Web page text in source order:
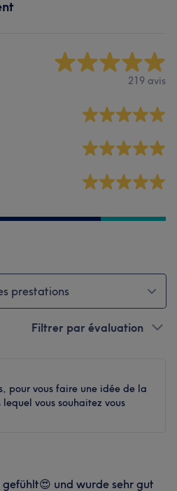
219 avis
prestations
Filtrer par évaluation
pour vous faire une idée de la
vous souhaitez vous
und wurde sehr gut